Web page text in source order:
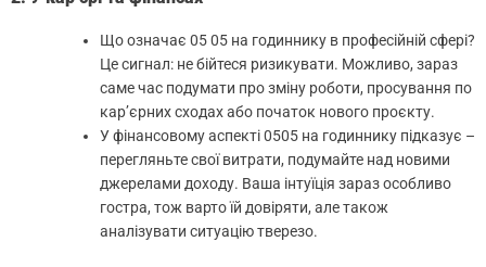
Що означає 05 05 на годиннику в професійній сфері?
Це сигнал: не бійтеся ризикувати. Можливо, зараз
саме час подумати про зміну роботи, просування по
кар’єрних сходах або початок нового проєкту.
У фінансовому аспекті 0505 на годиннику підказує –
перегляньте свої витрати, подумайте над новими
джерелами доходу. Ваша інтуїція зараз особливо
гостра, тож варто їй довіряти, але також
аналізувати ситуацію тверезо.